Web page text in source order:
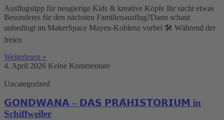
Ausflugstipp für neugierige Kids & kreative Köpfe Ihr sucht etwas
Besonderes für den nächsten Familienausflug?Dann schaut
unbedingt im MakerSpace Mayen-Koblenz vorbei 🛠️ Während der
freien
Weiterlesen »
4. April 2026 Keine Kommentare
Uncategorized
𝗚𝗢𝗡𝗗𝗪𝗔𝗡𝗔 – 𝗗𝗔𝗦 𝗣𝗥𝗔̈𝗛𝗜𝗦𝗧𝗢𝗥𝗜𝗨𝗠 in
Schiffweiler